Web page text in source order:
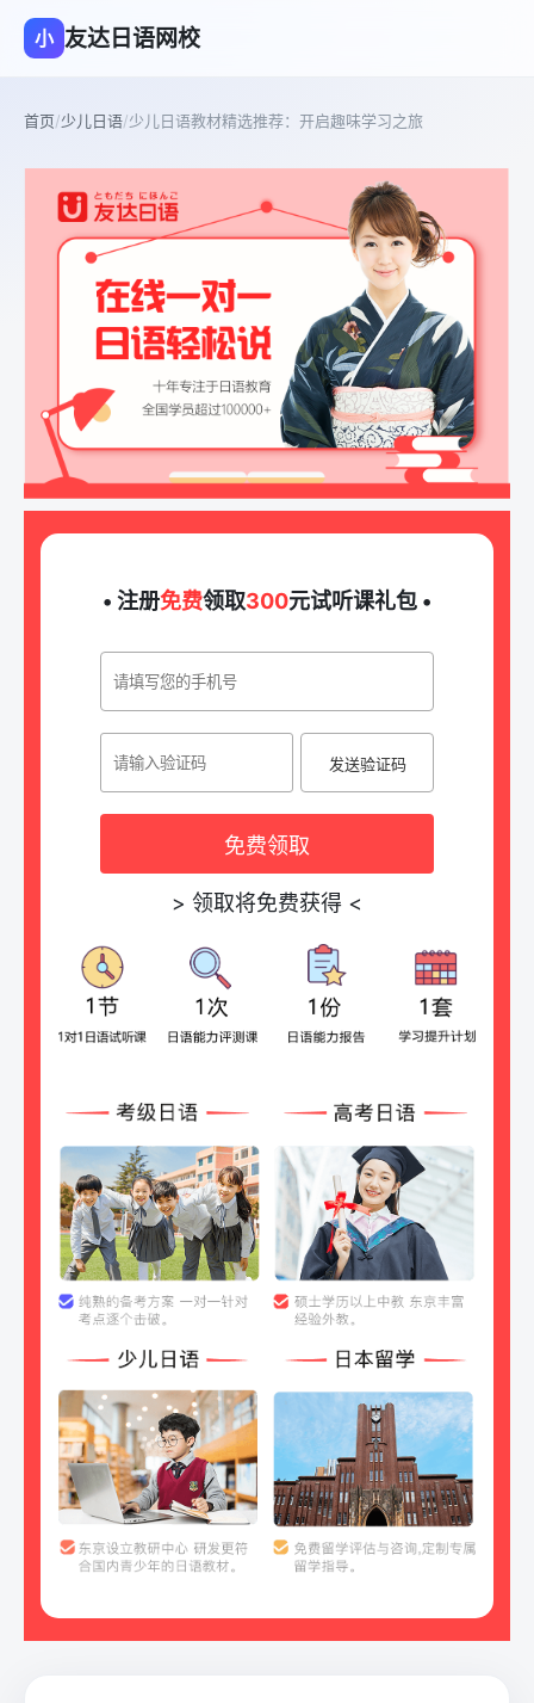
小 友达日语网校
首页/少儿日语/少儿日语教材精选推荐：开启趣味学习之旅
• 注册免费领取300元试听课礼包 •
发送验证码
免费领取
> 领取将免费获得 <